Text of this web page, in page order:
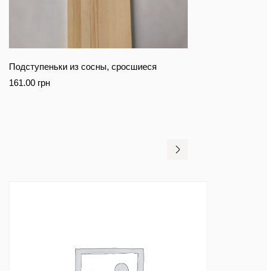
Подступеньки из сосны, сросшиеся
161.00 грн